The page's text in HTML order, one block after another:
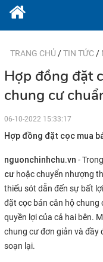
TRANG CHỦ /TIN TỨC /
Hợp đồng đặt
chung cư
06-10-2022 15:33:17
Hợp đồng đặt cọc mua
nguonchinhchu.vn -
cư hoặc chuyển nhượng
thiếu sót dẫn đến sự bất
đặt cọc bán căn hộ chung
quyền lợi của cả hai bên.
chung cư đơn giản và đầy
soạn lại.